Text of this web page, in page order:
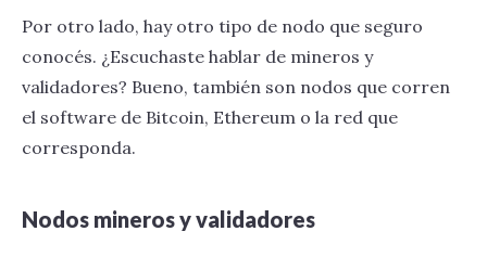
Por otro lado, hay otro tipo de nodo que seguro
conocés. ¿Escuchaste hablar de mineros y
validadores? Bueno, también son nodos que corren
el software de Bitcoin, Ethereum o la red que
corresponda.
Nodos mineros y validadores